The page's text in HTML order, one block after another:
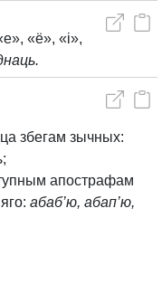
«ё», «і»,
збегам зычных:
;
апострафам
абаб’ю, абап’ю,